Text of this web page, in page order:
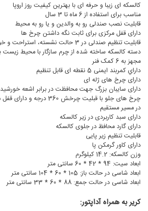
کالسکه ای زیبا و حرفه ای با بهترین کیفیت روز اروپا
مناسب برای استفاده از 6 ماه تا 3 سال
قابلیت نصب صندلی رو به والدین و یا رو به محیط
دارای قفل مرکزی برای ثابت نگه داشتن چرخ ها
قابلیت تنظیم صندلی در 3 حالت نشسته، استراحت و خوابیده
دسته کالسکه ساخته شده از چرم سازگار با محیط زیست
مجهز به 6 کمک فنر
داراي كمربند ایمنی 5 نقطه ای قابل تنظیم
دارای چرخ های ژله ای
دارای سایبان بزرگ جهت محافظت در برابر اشعه خورشید
چرخ های جلو با قبلیت چرخش
در مسیر مستقیم
دارای سبد کاربردی در زیر کالسکه
دارای گارد محافظ در جلوی کالسکه
قابلیت تنظیم زیر پایی
دارای کاور گرمکن پا
وزن کالسکه: 14.2 کیلوگرم
ابعاد سیت: 94 * 42 * 60 سانتی متر
ابعاد شاسی در حالت باز: 105 * 60 * 104 سانتی متر
ابعاد شاسی در حالت جمع: 88 * 60 * 33 سانتی متر
کریر به همراه آداپتور: